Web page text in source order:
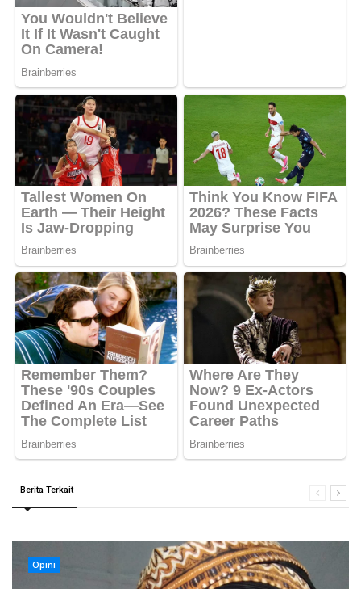
Berita Terkait
Opini